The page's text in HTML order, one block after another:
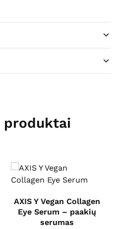
produktai
AXIS Y Vegan Collagen
Eye Serum – paakių
serumas